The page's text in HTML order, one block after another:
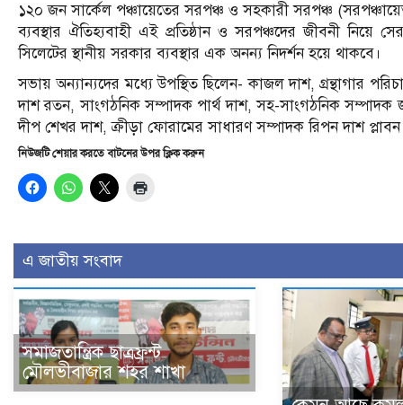
১২০ জন সার্কেল পঞ্চায়েতের সরপঞ্চ ও সহকারী সরপঞ্চ
ব্যবস্থার ঐতিহ্যবাহী এই প্রতিষ্ঠান ও সরপঞ্চদের জীবনী নিয়ে
সিলেটের স্থানীয় সরকার ব্যবস্থার এক অনন্য নিদর্শন হয়ে থাকবে।
সভায় অন্যান্যদের মধ্যে উপস্থিত ছিলেন- কাজল দাশ, গ্রন্থাগার
দাশ রতন, সাংগঠনিক সম্পাদক পার্থ দাশ, সহ-সাংগঠনিক
দীপ শেখর দাশ, ক্রীড়া ফোরামের সাধারণ সম্পাদক রিপন দাশ
নিউজটি শেয়ার করতে বাটনের উপর ক্লিক করুন
এ জাতীয় সংবাদ
সমাজতান্ত্রিক ছাত্রফ্রন্ট
মৌলভীবাজার শহর শাখা